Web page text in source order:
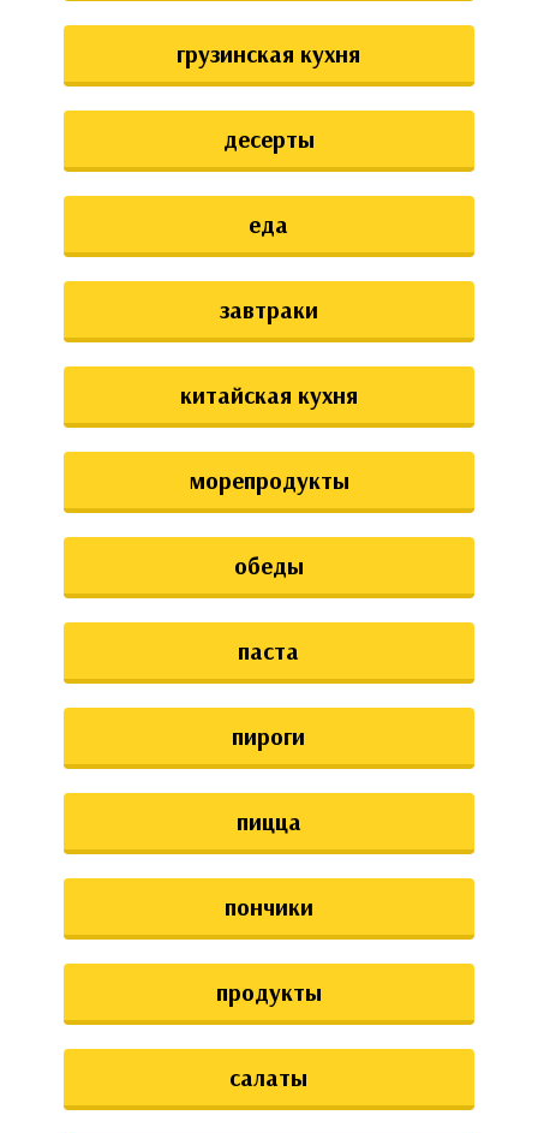
грузинская кухня
десерты
еда
завтраки
китайская кухня
морепродукты
обеды
паста
пироги
пицца
пончики
продукты
салаты